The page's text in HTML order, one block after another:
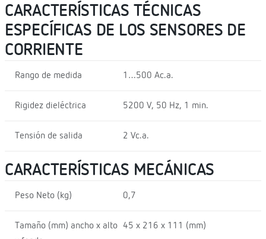
CARACTERÍSTICAS TÉCNICAS
ESPECÍFICAS DE LOS SENSORES DE
CORRIENTE
Rango de medida 1…500 Ac.a.
Rigidez dieléctrica 5200 V, 50 Hz, 1 min.
Tensión de salida 2 Vc.a.
CARACTERÍSTICAS MECÁNICAS
Peso Neto (kg) 0,7
Tamaño (mm) ancho x alto
45 x 216 x 111 (mm)